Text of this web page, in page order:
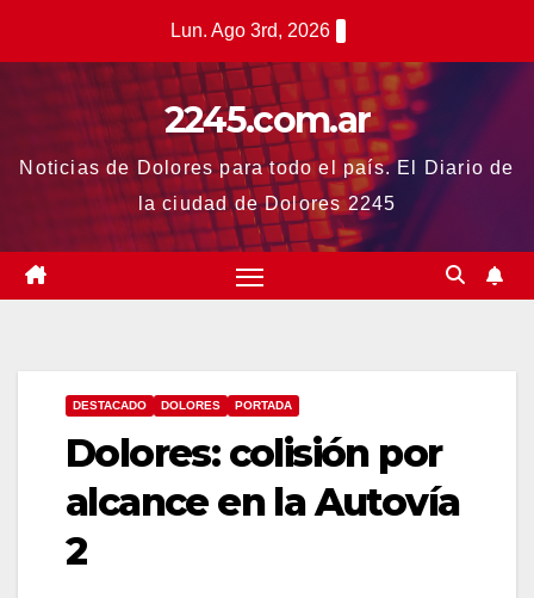
Lun. Ago 3rd, 2026
2245.com.ar
Noticias de Dolores para todo el país. El Diario de
la ciudad de Dolores 2245
DESTACADO DOLORES PORTADA
Dolores: colisión por
alcance en la Autovía
2